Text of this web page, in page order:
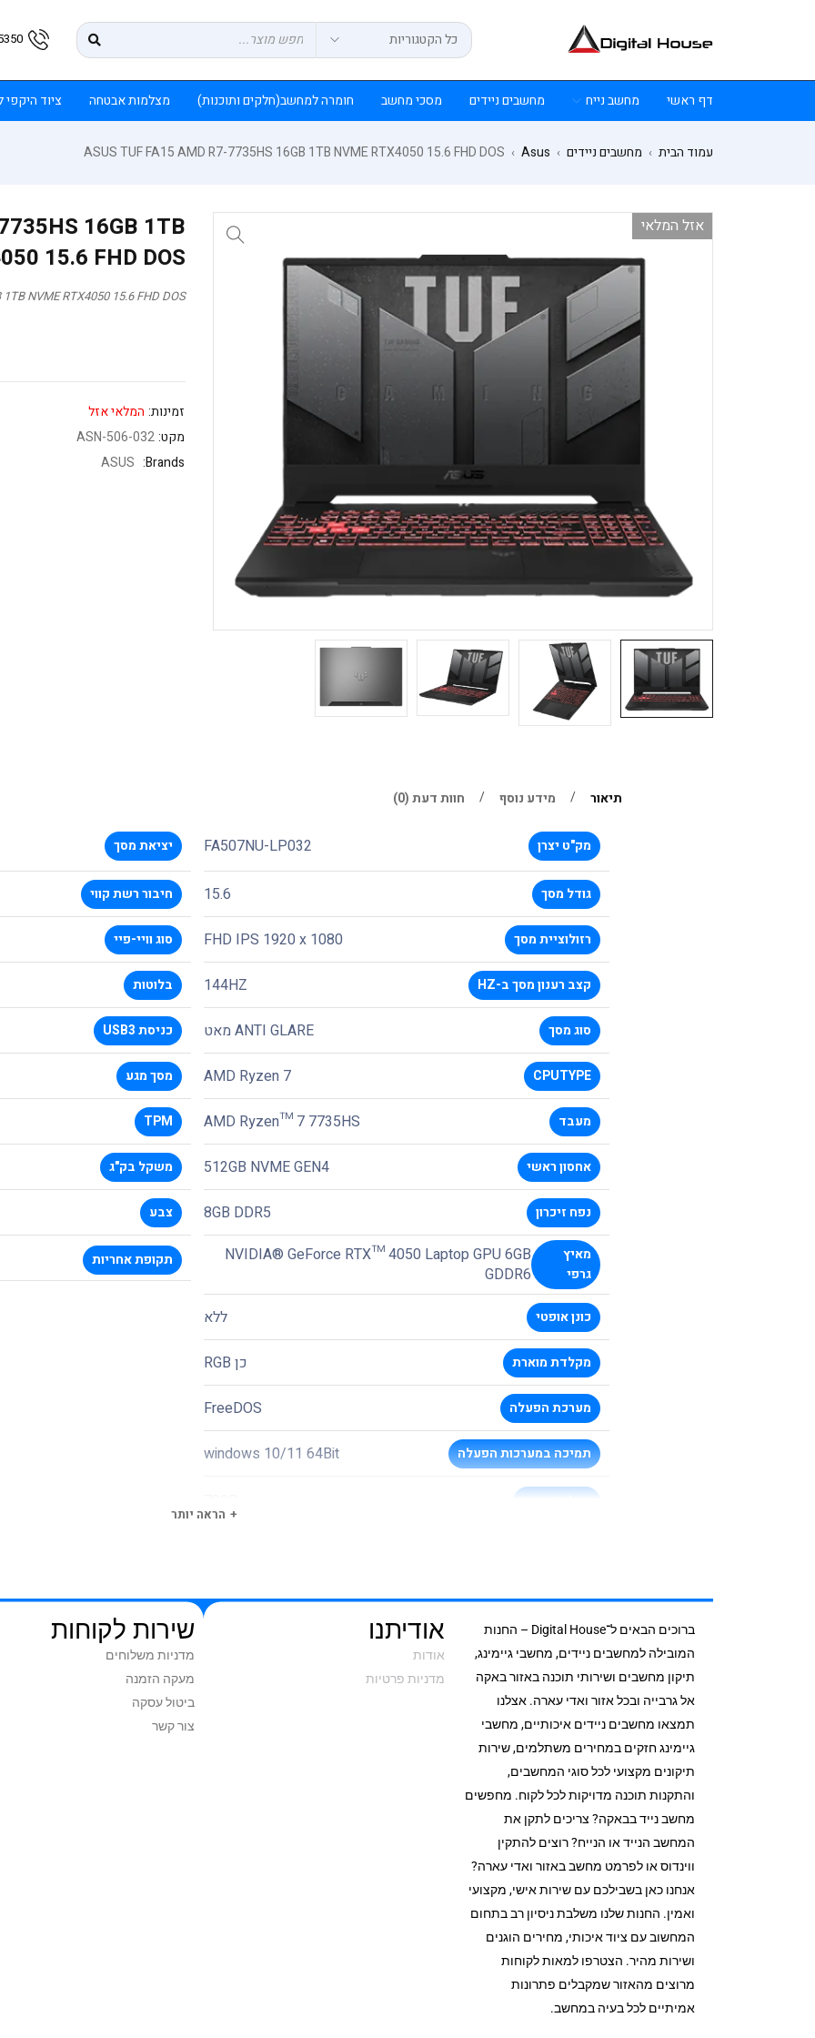
דף ראשי מחשב נייח מחשבים ניידים מסכי מחשב חומרה למחשב(חלקים ותוכנות) מצלמות אבטחה ציוד
עמוד הבית › מחשבים ניידים ›
Asus
›
ASUS TUF FA15 AMD R7-7735HS 16GB 1TB NVME RTX4050 15.6 FHD DOS
אזל המלאי
16GB 1TB
15.6 FHD DOS
NVME RTX4050 15.6 FHD DOS
זמינות: המלאי אזל
מקט:ASN-506-032
Brands:
ASUS
תיאור מידע נוסף חוות דעת (0)
מק"ט יצרן FA507NU-LP032
גודל מסך 15.6
רזולוציית מסך FHD IPS 1920 x 1080
קצב רענון מסך ב-HZ 144HZ
סוג מסך ANTI GLARE מאט
CPUTYPE
AMD Ryzen 7
מעבד AMD Ryzen™ 7 7735HS
אחסון ראשי 512GB NVME GEN4
נפח זיכרון 8GB DDR5
מאיץ
גרפי
NVIDIA® GeForce RTX™ 4050 Laptop GPU 6GB
GDDR6
כונן אופטי ללא
מקלדת מוארת כן RGB
מערכת הפעלה FreeDOS
תמיכה במערכות הפעלה windows 10/11 64Bit
יציאת מסך
חיבור רשת קווי
סוג וויי-פיי
בלוטות
כניסת USB3
מסך מגע
TPM
משקל בק"ג
צבע
תקופת אחריות
הראה יותר
ברוכים הבאים ל־Digital House – החנות
המובילה למחשבים ניידים, מחשבי גיימינג,
תיקון מחשבים ושירותי תוכנה באזור באקה
אל גרבייה ובכל אזור ואדי עארה. אצלנו
תמצאו מחשבים ניידים איכותיים, מחשבי
גיימינג חזקים במחירים משתלמים, שירות
תיקונים מקצועי לכל סוגי המחשבים,
והתקנות תוכנה מדויקות לכל לקוח. מחפשים
מחשב נייד בבאקה? צריכים לתקן את
המחשב הנייד או הנייח? רוצים להתקין
ווינדוס או לפרמט מחשב באזור ואדי עארה?
אנחנו כאן בשבילכם עם שירות אישי, מקצועי
ואמין. החנות שלנו משלבת ניסיון רב בתחום
המחשוב עם ציוד איכותי, מחירים הוגנים
ושירות מהיר. הצטרפו למאות לקוחות
מרוצים מהאזור שמקבלים פתרונות
אמיתיים לכל בעיה במחשב.
אודיתנו
אודות
מדניות פרטיות
שירות לקוחות
מדניות משלוחים
מעקה הזמנה
ביטול עסקה
צור קשר